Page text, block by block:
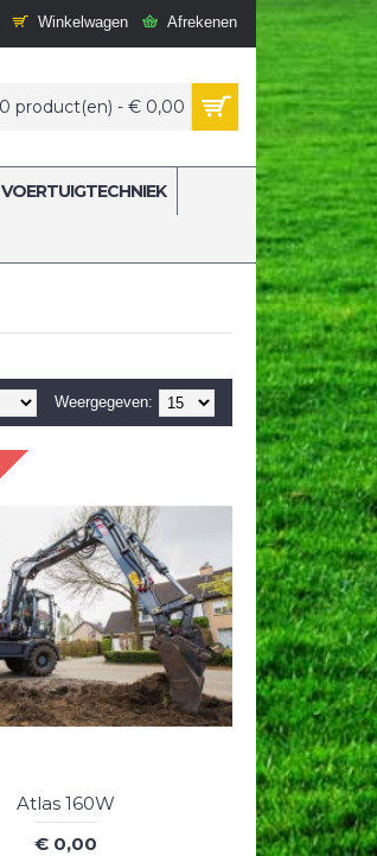
Winkelwagen Afrekenen
0 product(en) - € 0,00
VOERTUIGTECHNIEK
Weergegeven:
Atlas 160W
€ 0,00